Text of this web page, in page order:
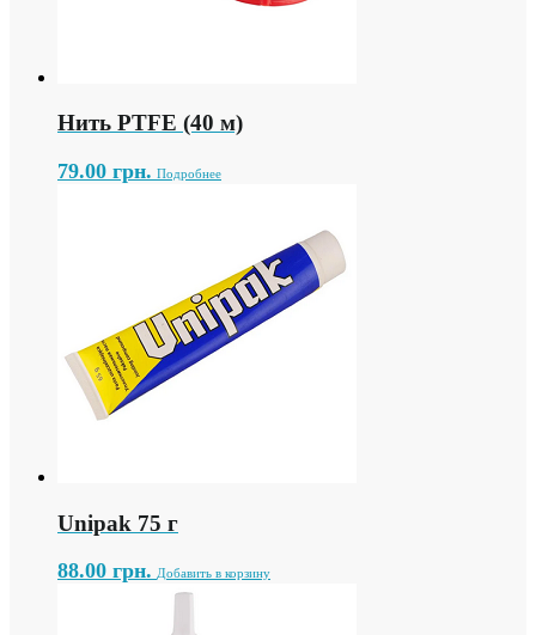
Нить PTFE (40 м)
79.00 грн. Подробнее
Unipak 75 г
88.00 грн. Добавить в корзину